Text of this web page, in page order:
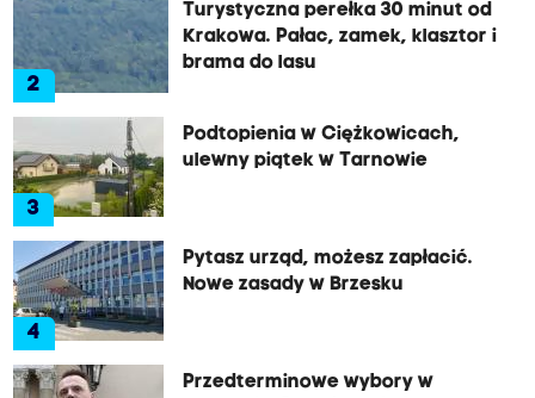
2
Turystyczna perełka 30 minut od
Krakowa. Pałac, zamek, klasztor i
brama do lasu
3
Podtopienia w Ciężkowicach,
ulewny piątek w Tarnowie
4
Pytasz urząd, możesz zapłacić.
Nowe zasady w Brzesku
Przedterminowe wybory w